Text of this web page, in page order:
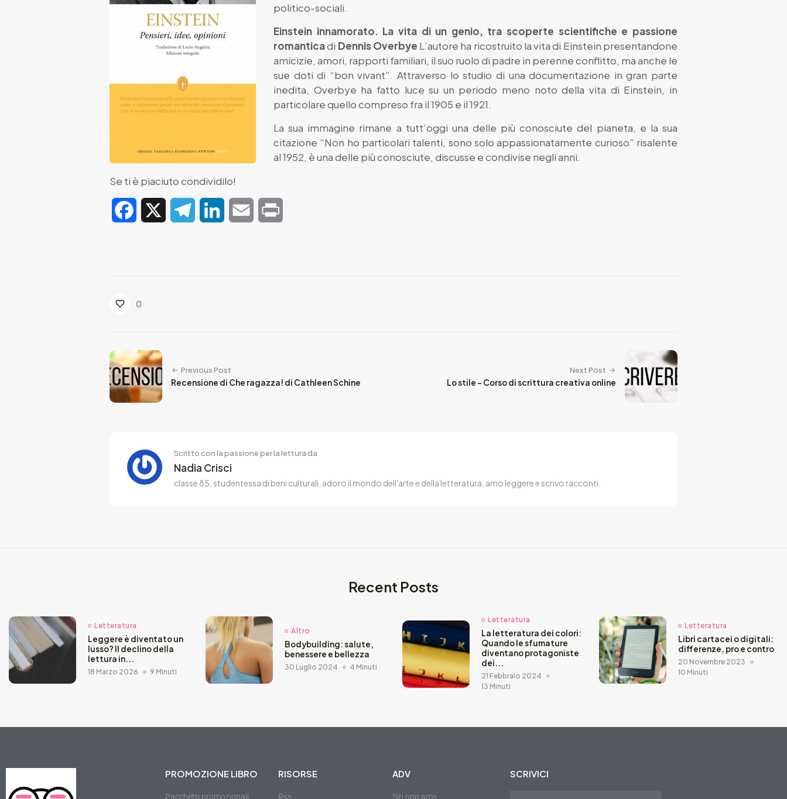
politico-sociali.
Einstein innamorato. La vita di un genio, tra scoperte scientifiche e passione
romanticadi Dennis Overbye L’autore ha ricostruito la vita di Einstein presentandone
amicizie, amori, rapporti familiari, il suo ruolo di padre in perenne conflitto, ma anche le
sue doti di “bon vivant”. Attraverso lo studio di una documentazione in gran parte
inedita, Overbye ha fatto luce su un periodo meno noto della vita di Einstein, in
particolare quello compreso fra il 1905 e il 1921.
La sua immagine rimane a tutt’oggi una delle più conosciute del pianeta, e la sua
citazione “Non ho particolari talenti, sono solo appassionatamente curioso” risalente
al 1952, è una delle più conosciute, discusse e condivise negli anni.
Se ti è piaciuto condividilo!
Facebook TelegramLinkedIn Email
0
Previous Post
Recensione di Che ragazza! di Cathleen Schine
Next Post
Lo stile - Corso di scrittura creativa online
Scritto con la passione per la lettura da
Nadia Crisci
classe 85, studentessa di beni culturali, adoro il mondo dell'arte e della letteratura, amo leggere e scrivo racconti.
Recent Posts
Letteratura
Leggere è diventato un
lusso? Il declino della
lettura in...
18 Marzo 2026 9 Minuti
Altro
Bodybuilding: salute,
benessere e bellezza
30 Luglio 2024 4 Minuti
Letteratura
La letteratura dei colori:
Quando le sfumature
diventano protagoniste
dei...
21 Febbraio 2024
13 Minuti
Letteratura
Libri cartacei o digitali:
differenze, pro e contro
20 Novembre 2023
10 Minuti
PROMOZIONE LIBRO
Pacchetti promozionali
RISORSE
Rss
ADV
Siti non ams
SCRIVICI